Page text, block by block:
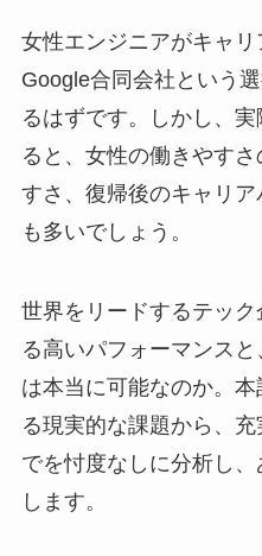
女性エンジニアがキャリ
Google合同会社という
るはずです。しかし、
ると、女性の働きやす
すさ、復帰後のキャリ
も多いでしょう。
世界をリードするテッ
る高いパフォーマンス
は本当に可能なのか。
る現実的な課題から、
でを忖度なしに分析し
します。